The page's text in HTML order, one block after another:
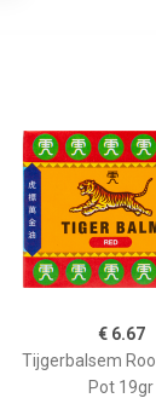
€ 6.67
Tijgerbalsem
Pot 19gr